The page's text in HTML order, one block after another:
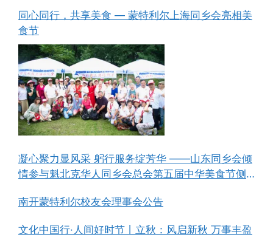
同心同行，共享美食 — 蒙特利尔上海同乡会亮相美
食节
凝心聚力显风采 躬行服务绽芳华 ——山东同乡会倾
情参与魁北克华人同乡会总会第五届中华美食节侧
南开蒙特利尔校友会理事会公告
文化中国行·人间好时节丨立秋：风启新秋 万事丰盈